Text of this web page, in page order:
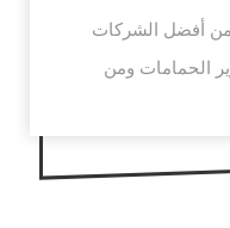
أفضل الشركات
الحمامات ومن